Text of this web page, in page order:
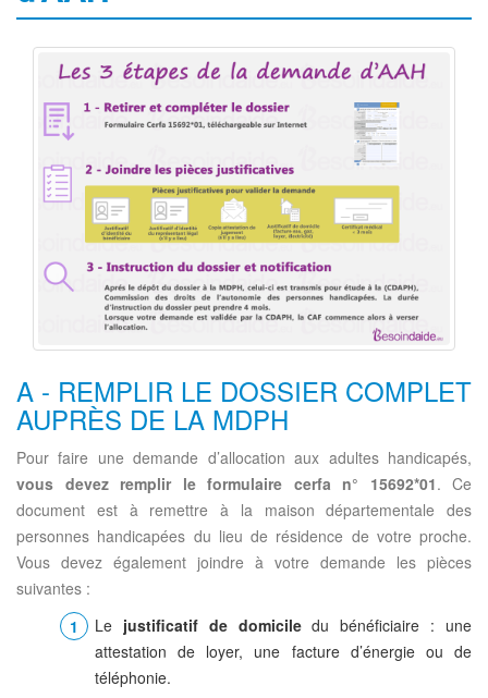
A - REMPLIR LE DOSSIER COMPLET
AUPRÈS DE LA MDPH
Pour faire une demande d’allocation aux adultes handicapés,
vous devez remplir le formulaire cerfa n° 15692*01. Ce
document est à remettre à la maison départementale des
personnes handicapées du lieu de résidence de votre proche.
Vous devez également joindre à votre demande les pièces
suivantes :
Le justificatif de domiciledu bénéficiaire : une
attestation de loyer, une facture d’énergie ou de
téléphonie.